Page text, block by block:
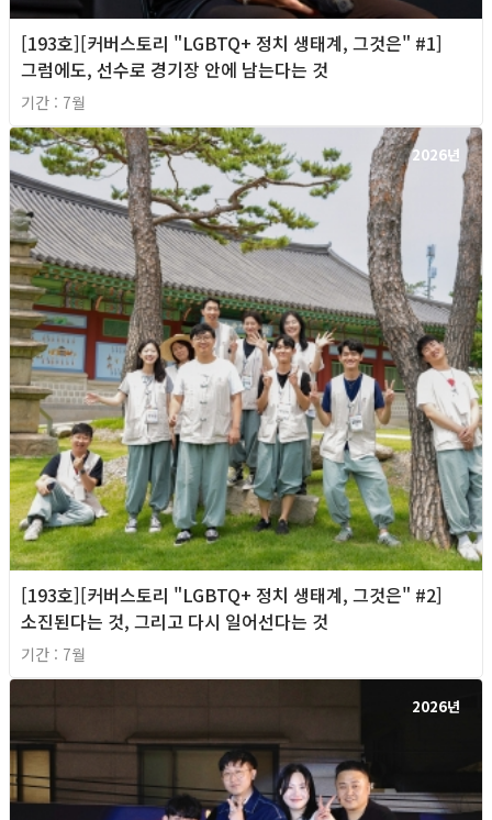
[193호][커버스토리 "LGBTQ+ 정치 생태계, 그것은" #1]
그럼에도, 선수로 경기장 안에 남는다는 것
기간 : 7월
2026년
[193호][커버스토리 "LGBTQ+ 정치 생태계, 그것은" #2]
소진된다는 것, 그리고 다시 일어선다는 것
기간 : 7월
2026년